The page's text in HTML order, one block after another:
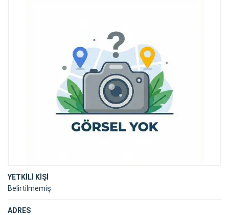
YETKİLİ KİŞİ
Belirtilmemiş
ADRES